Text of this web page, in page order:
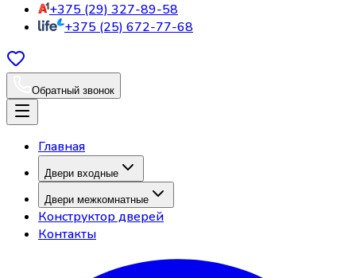
+375 (29) 327-89-58
+375 (25) 672-77-68
Обратный звонок
Главная
Двери входные
Двери межкомнатные
Конструктор дверей
Контакты